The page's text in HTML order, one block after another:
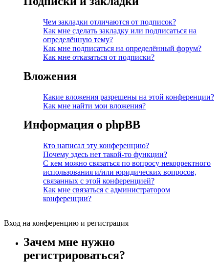
Чем закладки отличаются от подписок?
Как мне сделать закладку или подписаться на
определённую тему?
Как мне подписаться на определённый форум?
Как мне отказаться от подписки?
Вложения
Какие вложения разрешены на этой конференции?
Как мне найти мои вложения?
Информация о phpBB
Кто написал эту конференцию?
Почему здесь нет такой-то функции?
С кем можно связаться по вопросу некорректного
использования и/или юридических вопросов,
связанных с этой конференцией?
Как мне связаться с администратором
конференции?
Вход на конференцию и регистрация
Зачем мне нужно
регистрироваться?